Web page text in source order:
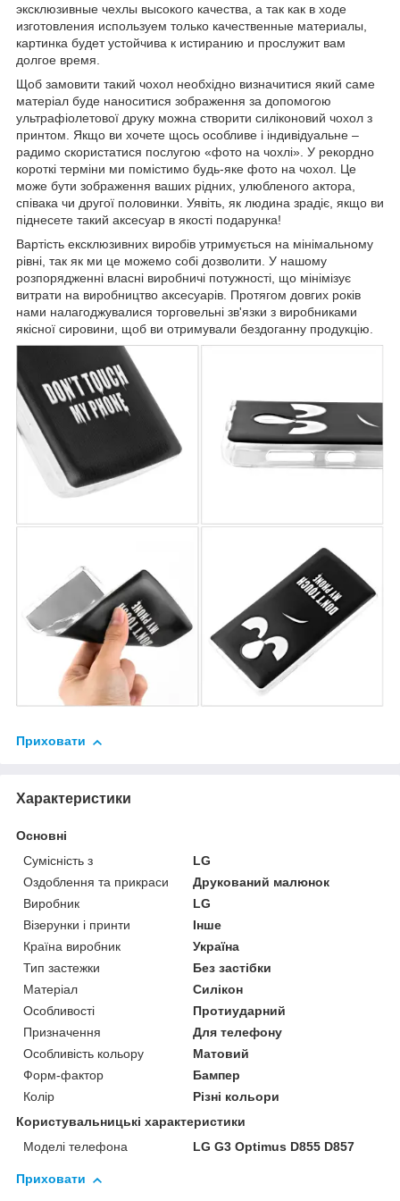
эксклюзивные чехлы высокого качества, а так как в ходе
изготовления используем только качественные материалы,
картинка будет устойчива к истиранию и прослужит вам
долгое время.
Щоб замовити такий чохол необхідно визначитися який саме
матеріал буде наноситися зображення за допомогою
ультрафіолетової друку можна створити силіконовий чохол з
принтом. Якщо ви хочете щось особливе і індивідуальне –
радимо скористатися послугою «фото на чохлі». У рекордно
короткі терміни ми помістимо будь-яке фото на чохол. Це
може бути зображення ваших рідних, улюбленого актора,
співака чи другої половинки. Уявіть, як людина зрадіє, якщо ви
піднесете такий аксесуар в якості подарунка!
Вартість ексклюзивних виробів утримується на мінімальному
рівні, так як ми це можемо собі дозволити. У нашому
розпорядженні власні виробничі потужності, що мінімізує
витрати на виробництво аксесуарів. Протягом довгих років
нами налагоджувалися торговельні зв'язки з виробниками
якісної сировини, щоб ви отримували бездоганну продукцію.
Приховати
Характеристики
Основні
Сумісність з
LG
Оздоблення та прикраси
Друкований малюнок
Виробник
LG
Візерунки і принти
Інше
Країна виробник
Україна
Тип застежки
Без застібки
Матеріал
Силікон
Особливості
Протиударний
Призначення
Для телефону
Особливість кольору
Матовий
Форм-фактор
Бампер
Колір
Різні кольори
Користувальницькі характеристики
Моделі телефона
LG G3 Optimus D855 D857
Приховати